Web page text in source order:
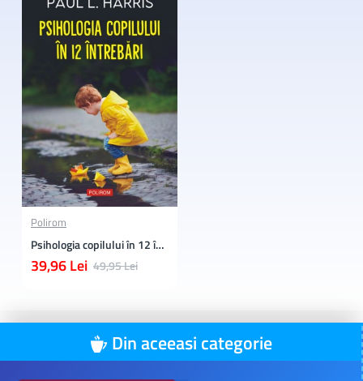
Polirom
Psihologia copilului în 12 întrebări
39,96 Lei 49,95 Lei
Din aceeasi categorie